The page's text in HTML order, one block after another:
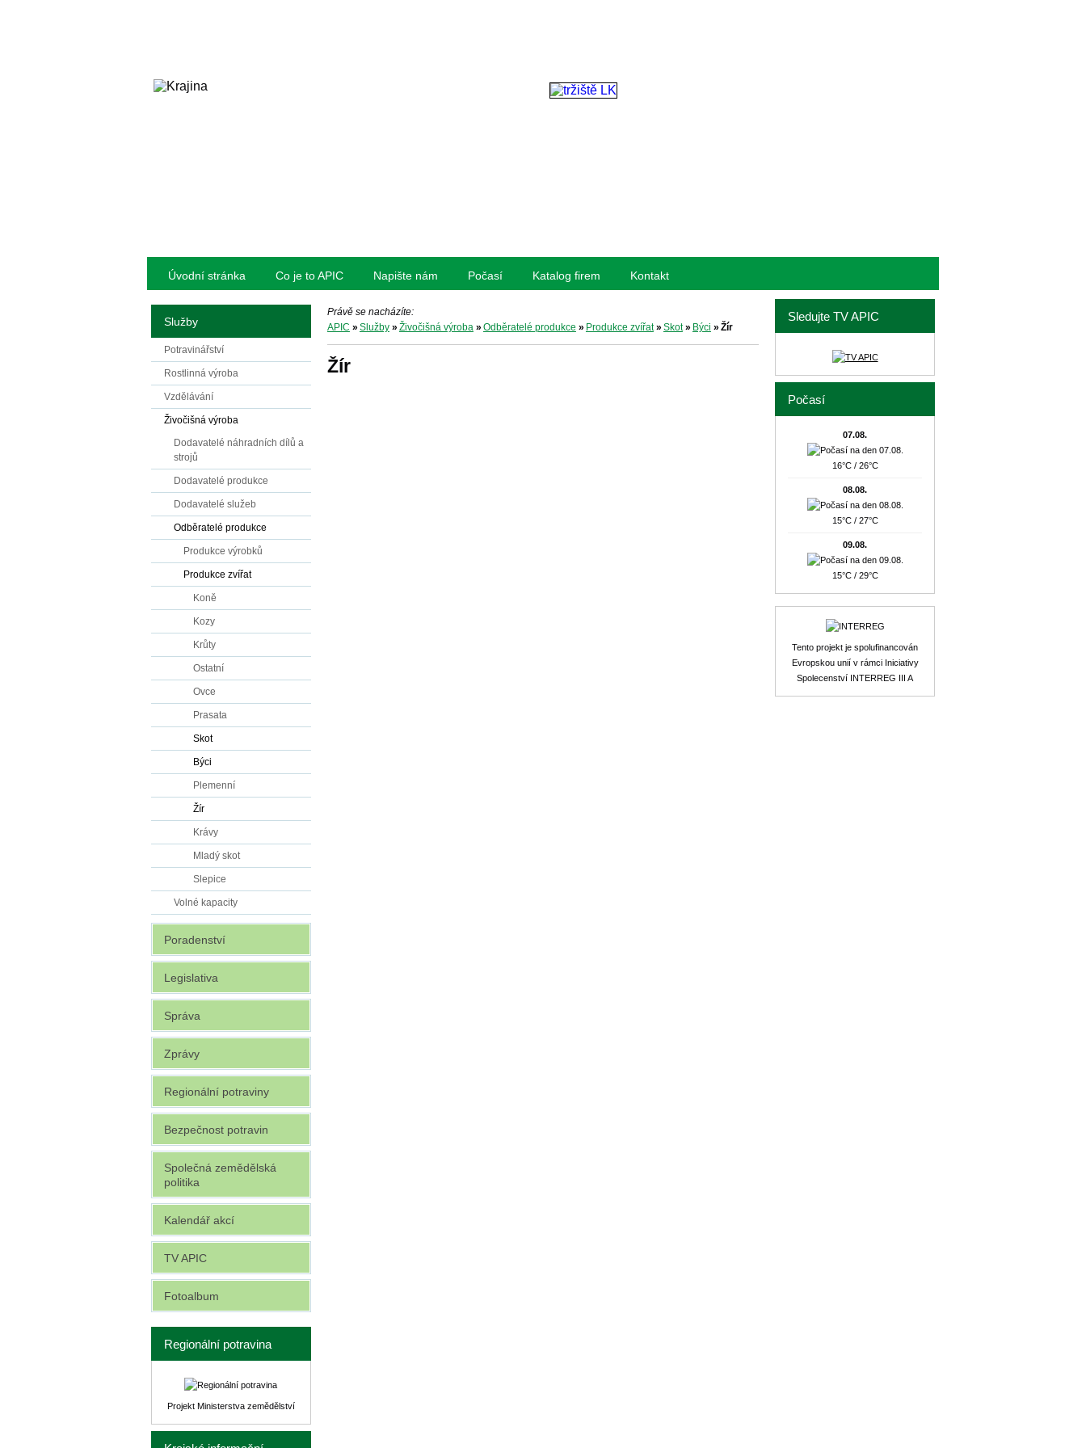
Úvodní stránka Co je to APIC Napište nám Počasí Katalog firem Kontakt
Právě se nacházíte:
APIC » Služby» Živočišná výroba » Odběratelé produkce » Produkce zvířat» Skot» Býci » Žír
Žír
Služby
Potravinářství
Rostlinná výroba
Vzdělávání
Živočišná výroba
Dodavatelé náhradních dílů a
strojů
Dodavatelé produkce
Dodavatelé služeb
Odběratelé produkce
Produkce výrobků
Produkce zvířat
Koně
Kozy
Krůty
Ostatní
Ovce
Prasata
Skot
Býci
Plemenní
Žír
Krávy
Mladý skot
Slepice
Volné kapacity
Poradenství
Legislativa
Správa
Zprávy
Regionální potraviny
Bezpečnost potravin
Společná zemědělská
politika
Kalendář akcí
TV APIC
Fotoalbum
Regionální potravina
Projekt Ministerstva zemědělství
Sledujte TV APIC
Počasí
07.08.
16°C / 26°C
08.08.
15°C / 27°C
09.08.
15°C / 29°C
Tento projekt je spolufinancován
Evropskou unií v rámci Iniciativy
Spolecenství INTERREG III A